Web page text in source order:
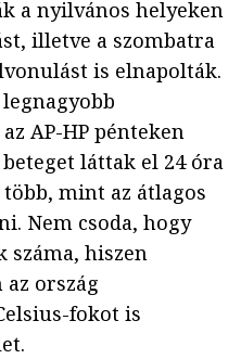
a nyilvános helyeken
illetve a szombatra
is elnapolták.
AP-HP pénteken
láttak el 24 óra
mint az átlagos
Nem csoda, hogy
száma, hiszen
ország
fokot is